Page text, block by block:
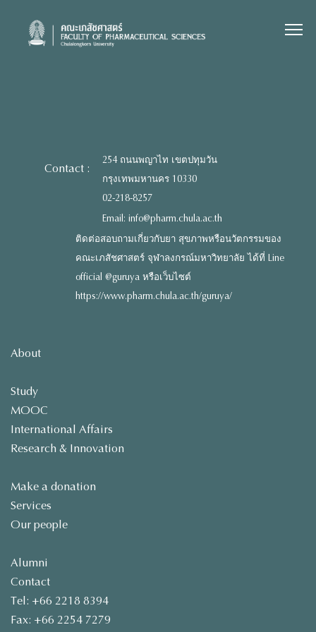
content
Contact :
254 ถนนพญาไท เขตปทุมวัน
กรุงเทพมหานคร 10330
02-218-8257
Email: info@pharm.chula.ac.th
ติดต่อสอบถามเกี่ยวกับยา สุขภาพหรือนวัตกรรมของ
คณะเภสัชศาสตร์ จุฬาลงกรณ์มหาวิทยาลัย ได้ที่ Line
official @guruya หรือเว็บไซต์
https://www.pharm.chula.ac.th/guruya/
About
Study
MOOC
International Affairs
Research & Innovation
Make a donation
Services
Our people
Alumni
Contact
Tel: +66 2218 8394
Fax: +66 2254 7279